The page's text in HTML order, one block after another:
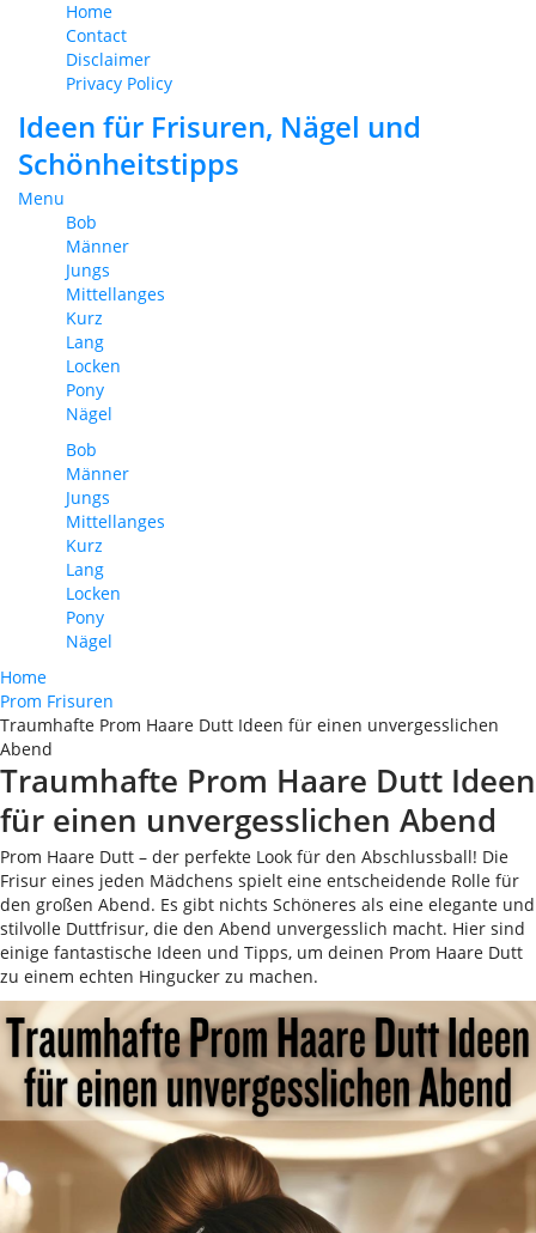
Home
Contact
Disclaimer
Privacy Policy
Ideen für Frisuren, Nägel und
Schönheitstipps
Menu
Bob
Männer
Jungs
Mittellanges
Kurz
Lang
Locken
Pony
Nägel
Bob
Männer
Jungs
Mittellanges
Kurz
Lang
Locken
Pony
Nägel
Home
Prom Frisuren
Traumhafte Prom Haare Dutt Ideen für einen unvergesslichen
Abend
Traumhafte Prom Haare Dutt Ideen
für einen unvergesslichen Abend
Prom Haare Dutt – der perfekte Look für den Abschlussball! Die
Frisur eines jeden Mädchens spielt eine entscheidende Rolle für
den großen Abend. Es gibt nichts Schöneres als eine elegante und
stilvolle Duttfrisur, die den Abend unvergesslich macht. Hier sind
einige fantastische Ideen und Tipps, um deinen Prom Haare Dutt
zu einem echten Hingucker zu machen.